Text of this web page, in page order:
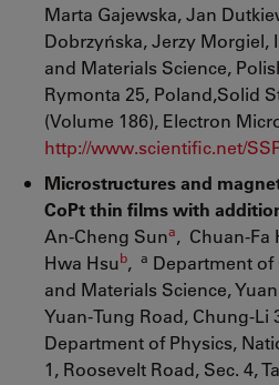
Marta Gajewska, Jan
Dobrzyńska, Jerzy
and Materials Science,
Rymonta 25, Poland,Solid
(Volume 186), Electron
http://www.scientific.net/
Microstructures and
CoPt thin films with
An-Cheng Suna, Chuan-Fa
Hwa Hsub, a Department of
and Materials Science,
Yuan-Tung Road, Chung-Li
Department of Physics,
1, Roosevelt Road, Sec. 4,